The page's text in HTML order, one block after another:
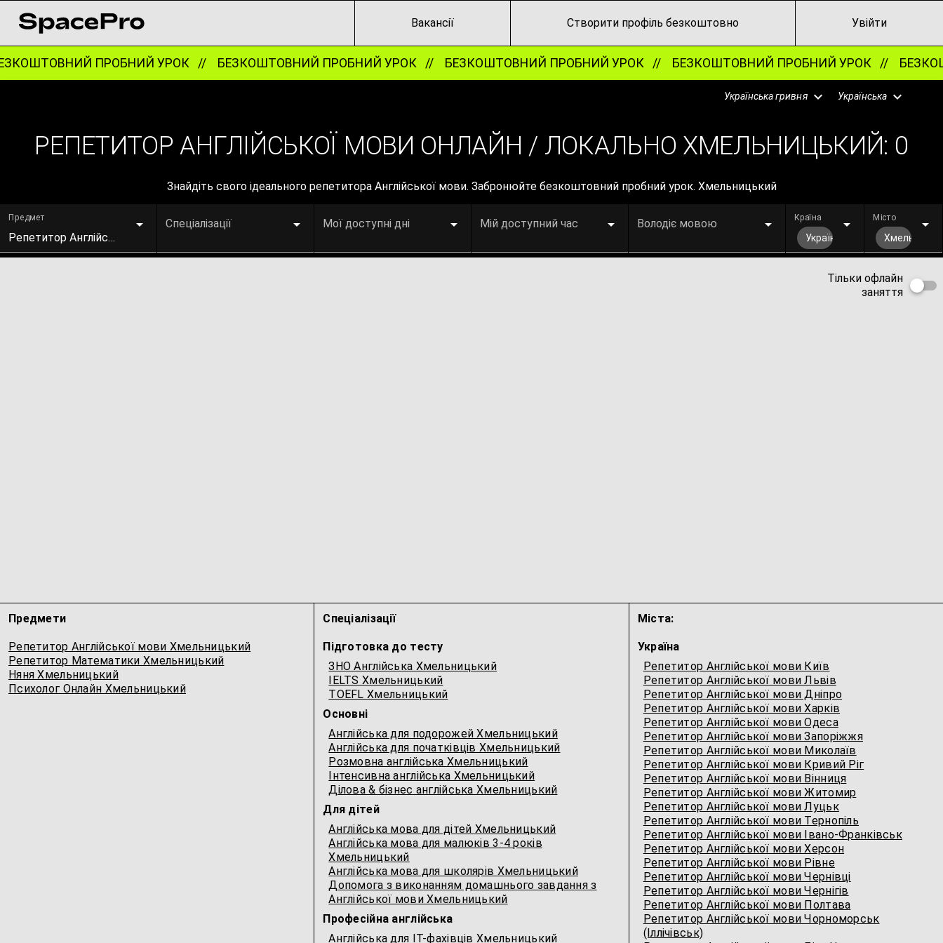
Вакансії Створити профіль безкоштовно Увійти
ПРОБНИЙ УРОК //БЕЗКОШТОВНИЙ ПРОБНИЙ УРОК //БЕЗКОШТОВНИЙ ПРОБНИЙ УРОК //БЕЗКОШТОВНИЙ ПРОБНИЙ УРОК //
Українська гривня Українська
РЕПЕТИТОР АНГЛІЙСЬКОЇ МОВИ ОНЛАЙН / ЛОКАЛЬНО ХМЕЛЬНИЦЬКИЙ: 0
Знайдіть свого ідеального репетитора Англійської мови. Забронюйте безкоштовний пробний урок. Хмельницький
Предмет
Репетитор Англійської мови
Спеціалізації Мої доступні дні Мій доступний час Володіє мовою Країна
Україна
Місто
Тільки офлайн
заняття
Предмети
Репетитор Англійської мови Хмельницький
Репетитор Математики Хмельницький
Няня Хмельницький
Психолог Онлайн Хмельницький
Спеціалізації
Підготовка до тесту
ЗНО Англійська Хмельницький
IELTS Хмельницький
TOEFL Хмельницький
Основні
Англійська для подорожей Хмельницький
Англійська для початківців Хмельницький
Розмовна англійська Хмельницький
Інтенсивна англійська Хмельницький
Ділова & бізнес англійська Хмельницький
Для дітей
Англійська мова для дітей Хмельницький
Англійська мова для малюків 3-4 років
Хмельницький
Англійська мова для школярів Хмельницький
Допомога з виконанням домашнього завдання з
Англійської мови Хмельницький
Професійна англійська
Англійська для IT-фахівців Хмельницький
Міста:
Україна
Репетитор Англійської мови Київ
Репетитор Англійської мови Львів
Репетитор Англійської мови Дніпро
Репетитор Англійської мови Харків
Репетитор Англійської мови Одеса
Репетитор Англійської мови Запоріжжя
Репетитор Англійської мови Миколаїв
Репетитор Англійської мови Кривий Ріг
Репетитор Англійської мови Вінниця
Репетитор Англійської мови Житомир
Репетитор Англійської мови Луцьк
Репетитор Англійської мови Тернопіль
Репетитор Англійської мови Івано-Франківськ
Репетитор Англійської мови Херсон
Репетитор Англійської мови Рівне
Репетитор Англійської мови Чернівці
Репетитор Англійської мови Чернігів
Репетитор Англійської мови Полтава
Репетитор Англійської мови Чорноморськ
(Іллічівськ)